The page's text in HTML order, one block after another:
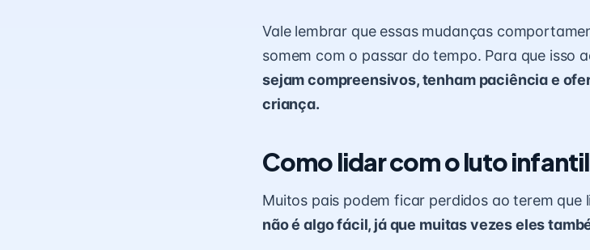
Vale lembrar que essas mudanças
somem com o passar do tempo. Para que isso
sejam compreensivos, tenham paciência e
criança.
Como lidar com o luto
Muitos pais podem ficar perdidos ao terem
não é algo fácil, já que muitas vezes eles